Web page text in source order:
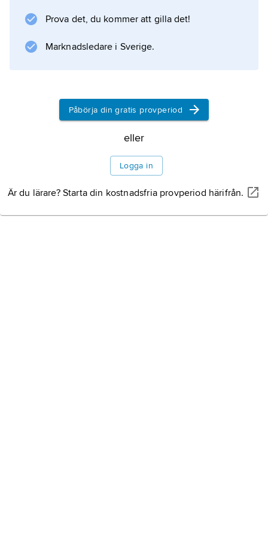
Prova det, du kommer att gilla det!
Marknadsledare i Sverige.
Påbörja din gratis provperiod
eller
Logga in
Är du lärare? Starta din kostnadsfria provperiod härifrån.